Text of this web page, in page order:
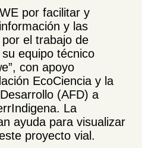
por facilitar y
y las
el trabajo de
equipo técnico
con apoyo
EcoCiencia y la
(AFD) a
La
ayuda para visualizar
proyecto vial.